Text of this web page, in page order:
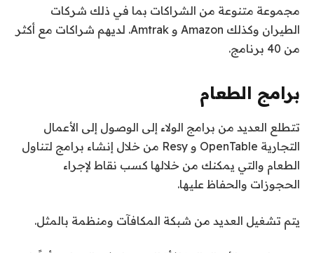
مجموعة متنوعة من الشراكات بما في ذلك شركات
الطيران وكذلك Amazon و Amtrak. لديهم شراكات مع أكثر
من 40 برنامج.
برامج الطعام
تتطلع العديد من برامج الولاء إلى الوصول إلى الأعمال
التجارية OpenTable و Resy من خلال إنشاء برامج لتناول
الطعام والتي يمكنك من خلالها كسب نقاط لإجراء
الحجوزات والحفاظ عليها.
يتم تشغيل العديد من شبكة المكافآت ومنظمة بالمثل.